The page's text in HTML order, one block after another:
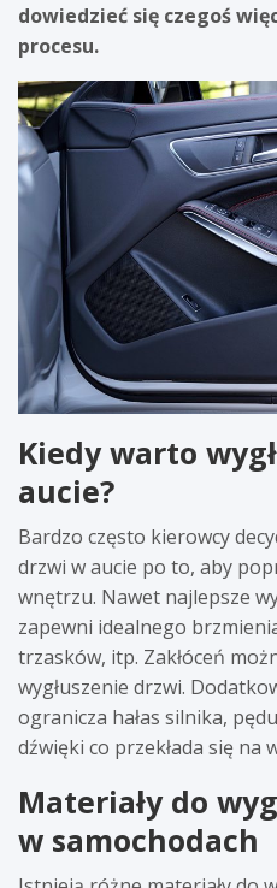
dowiedzieć się czegoś
procesu.
Kiedy warto
aucie?
Bardzo często kierowcy
drzwi w aucie po to, aby
wnętrzu. Nawet najlepsze
zapewni idealnego
trzasków, itp. Zakłóceń
wygłuszenie drzwi.
ogranicza hałas silnika,
dźwięki co przekłada się na
Materiały do
w samochodach